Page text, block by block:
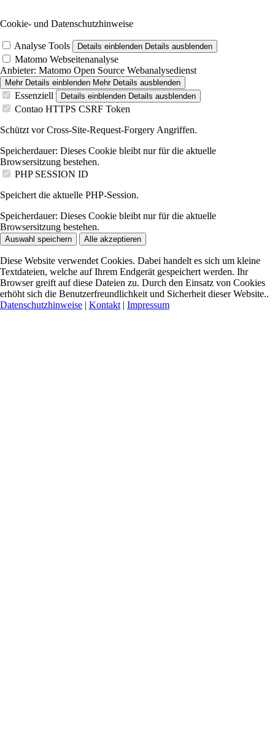
Cookie- und Datenschutzhinweise
Analyse Tools Details einblenden Details ausblenden
Matomo Webseitenanalyse
Anbieter: Matomo Open Source Webanalysedienst
Mehr Details einblenden Mehr Details ausblenden
Essenziell Details einblenden Details ausblenden
Contao HTTPS CSRF Token
Schützt vor Cross-Site-Request-Forgery Angriffen.
Speicherdauer: Dieses Cookie bleibt nur für die aktuelle
Browsersitzung bestehen.
PHP SESSION ID
Speichert die aktuelle PHP-Session.
Speicherdauer: Dieses Cookie bleibt nur für die aktuelle
Browsersitzung bestehen.
Auswahl speichern Alle akzeptieren
Diese Website verwendet Cookies. Dabei handelt es sich um kleine
Textdateien, welche auf Ihrem Endgerät gespeichert werden. Ihr
Browser greift auf diese Dateien zu. Durch den Einsatz von Cookies
erhöht sich die Benutzerfreundlichkeit und Sicherheit dieser Website..
Datenschutzhinweise | Kontakt | Impressum